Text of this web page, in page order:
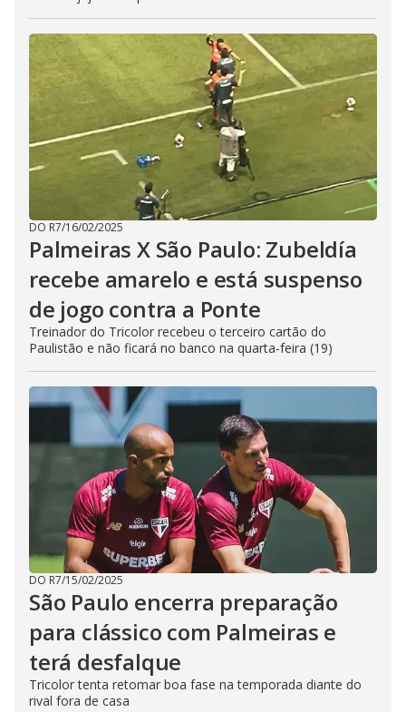
DO R7/16/02/2025
Palmeiras X São Paulo: Zubeldía
recebe amarelo e está suspenso
de jogo contra a Ponte
Treinador do Tricolor recebeu o terceiro cartão do
Paulistão e não ficará no banco na quarta-feira (19)
DO R7/15/02/2025
São Paulo encerra preparação
para clássico com Palmeiras e
terá desfalque
Tricolor tenta retomar boa fase na temporada diante do
rival fora de casa